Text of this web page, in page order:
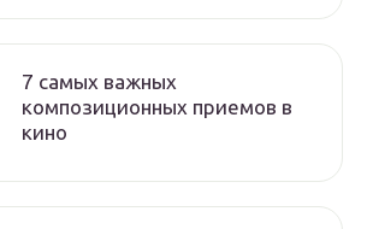
7 самых важных
композиционных приемов в
кино